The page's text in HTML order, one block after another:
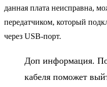
данная плата неисправна,
передатчиком, который
через USB-порт.
Доп информация.
кабеля поможет